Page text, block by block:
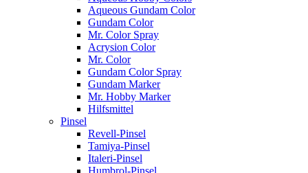
Aqueous Gundam Color
Gundam Color
Mr. Color Spray
Acrysion Color
Mr. Color
Gundam Color Spray
Gundam Marker
Mr. Hobby Marker
Hilfsmittel
Pinsel
Revell-Pinsel
Tamiya-Pinsel
Italeri-Pinsel
Humbrol-Pinsel